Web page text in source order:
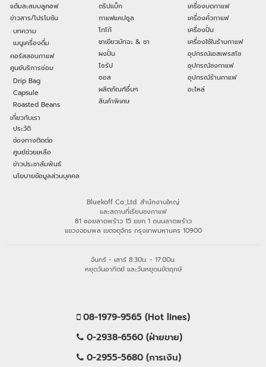
แต้มสะสมบลูคอฟ
ข่าวสาร/โปรโมชัน
บทความ
เมนูเครื่องดื่ม
คอร์สสอนกาแฟ
ศูนย์บริการซ่อม
Drip Bag
Capsule
Roasted Beans
เกี่ยวกับเรา
ประวัติ
ช่องทางติดต่อ
ศูนย์ช่วยเหลือ
ข่าวประชาสัมพันธ์
นโยบายข้อมูลส่วนบุคคล
ดริปแบ็ก
กาแฟแคปซูล
โกโก้
ชาเขียวมัทฉะ & ชา
ผงปั่น
ไซรัป
ซอส
ผลิตภัณฑ์อื่นๆ
สินค้าพิเศษ
เครื่องบดกาแฟ
เครื่องคั่วกาแฟ
เครื่องปั่น
เครื่องใช้ในร้านกาแฟ
อุปกรณ์เอสเพรสโซ
อุปกรณ์ชงกาแฟ
อุปกรณ์ร้านกาแฟ
อะไหล่
Bluekoff Co.,Ltd. สำนักงานใหญ่
และสถานที่เรียนชงกาแฟ
81 ซอยลาดพร้าว 15 แยก 1 ถนนลาดพร้าว
แขวงจอมพล เขตจตุจักร กรุงเทพมหานคร 10900
จันทร์ - เสาร์ 8:30น. - 17:00น.
หยุดวันอาทิตย์ และวันหยุดนขัตฤกษ์
08-1979-9565 (Hot lines)
0-2938-6560 (ฝ่ายขาย)
0-2955-5680 (การเงิน)